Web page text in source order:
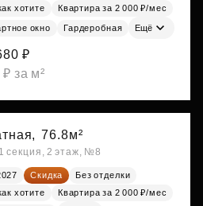
хотите
Квартира за 2 000 ₽/мес
окно Гардеробная Ещё
₽
за м²
76.8м²
секция, 2 этаж, №8
Скидка
Без отделки
хотите
Квартира за 2 000 ₽/мес